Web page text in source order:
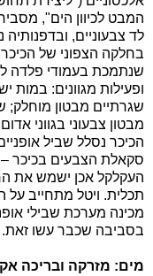
המבט לכיוון הים",
לד צבעוניים, ובדפנותיה
בחלקה הצפוני של
שנתמכת בעמודי פלדה
ופעילות מגוונים:
שגרתיים מבטון מוחלק;
מבטון צבעוני בגווני
הכיכר נסלל שביל
סקאלת הצבעים בכיכר –
העקלקל אכן ישמש את
תכלית. ויטל מתחייב על
מכינה מערכת שבילי
בסביבה שכבר עשו זאת.
מים: מזרקה ובריכה